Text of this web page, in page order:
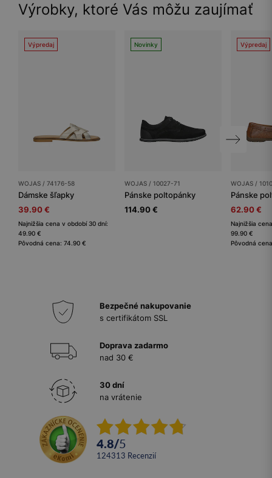
Výrobky, ktoré Vás môžu zaujímať
Výpredaj
WOJAS / 74176-58
Dámske šľapky
39.90 €
Najnižšia cena v období 30 dní:
49.90 €
Pôvodná cena: 74.90 €
Novinky
WOJAS / 10027-71
Pánske poltopánky
114.90 €
Výpredaj
WOJAS /
Pánske
62.90 €
Najnižšia
99.90 €
Pôvodná
Bezpečné nakupovanie
s certifikátom SSL
Doprava zadarmo
nad 30 €
30 dní
na vrátenie
4.8/5
124313 recenzií